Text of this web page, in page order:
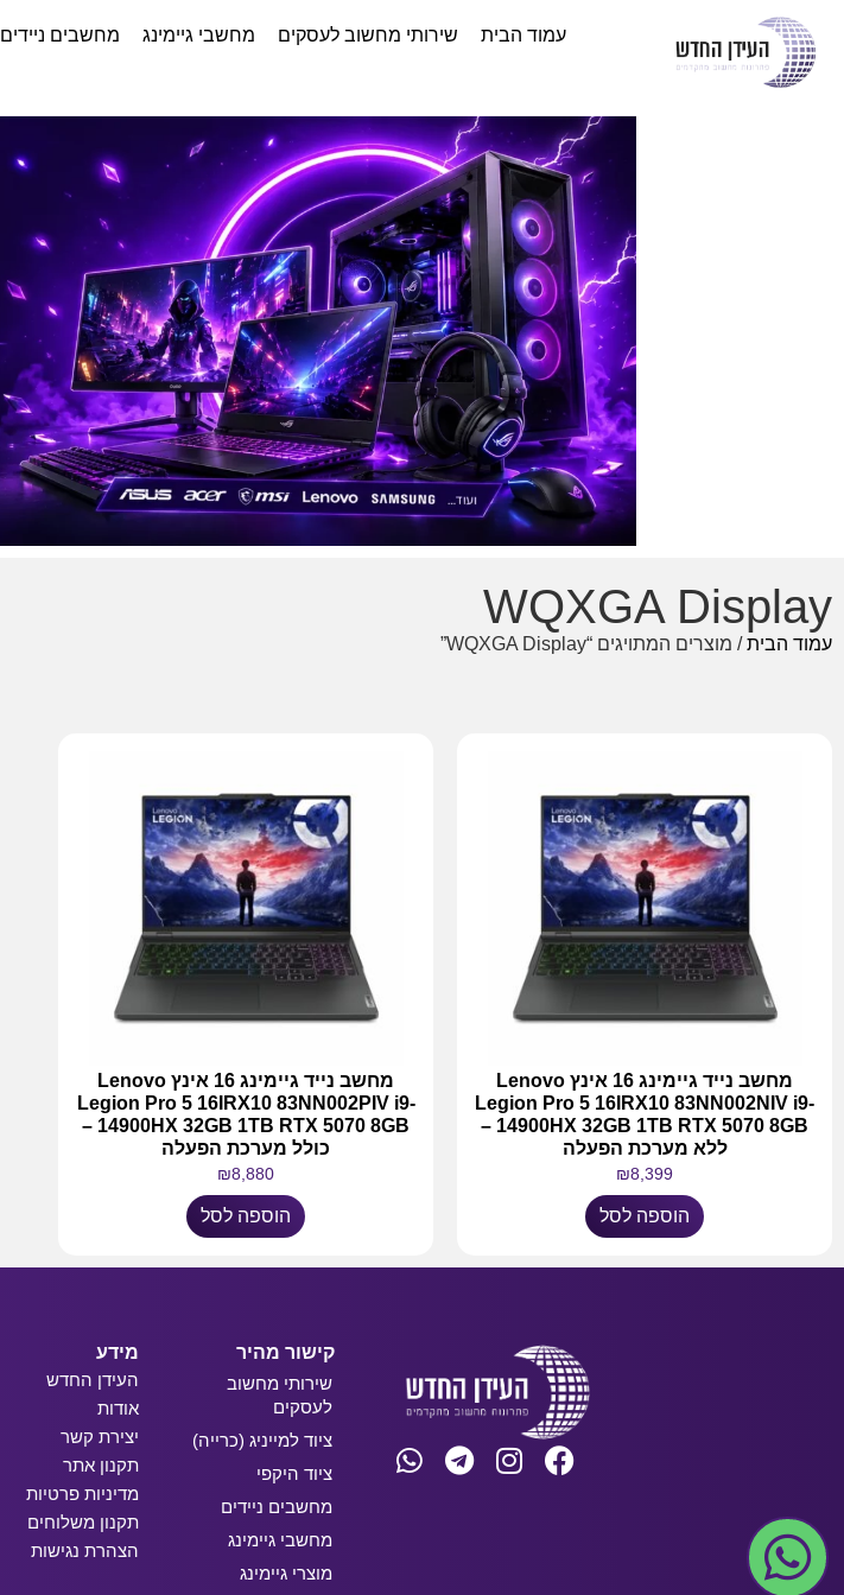
עמוד הבית שירותי מחשוב לעסקים מחשבי גיימינג מחשבים ניידים
WQXGA Display
עמוד הבית/ מוצרים המתויגים “WQXGA Display”
מחשב נייד גיימינג 16 אינץ Lenovo
Legion Pro 5 16IRX10 83NN002NIV i9-
14900HX 32GB 1TB RTX 5070 8GB –
ללא מערכת הפעלה
₪8,399
הוספה לסל
מחשב נייד גיימינג 16 אינץ Lenovo
Legion Pro 5 16IRX10 83NN002PIV i9-
14900HX 32GB 1TB RTX 5070 8GB –
כולל מערכת הפעלה
₪8,880
הוספה לסל
קישור מהיר
שירותי מחשוב
לעסקים
ציוד למייניג (כרייה)
ציוד היקפי
מחשבים ניידים
מחשבי גיימינג
מוצרי גיימינג
מידע
העידן החדש
אודות
יצירת קשר
תקנון אתר
מדיניות פרטיות
תקנון משלוחים
הצהרת נגישות